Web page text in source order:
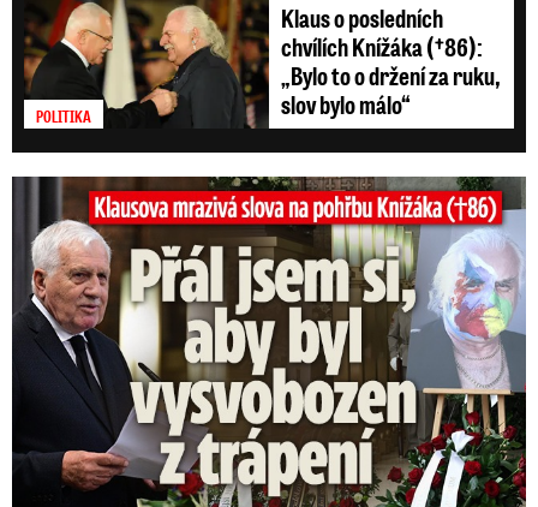
POLITIKA
Klaus o posledních
chvílích Knížáka (†86):
„Bylo to o držení za ruku,
slov bylo málo“
Klausova mrazivá slova na pohřbu Knížáka: Přál jsem si...